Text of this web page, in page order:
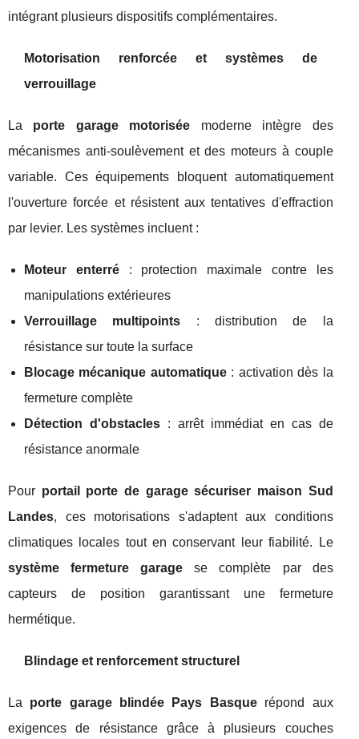
intégrant plusieurs dispositifs complémentaires.
Motorisation renforcée et systèmes de
verrouillage
La porte garage motorisée moderne intègre des
mécanismes anti-soulèvement et des moteurs à couple
variable. Ces équipements bloquent automatiquement
l'ouverture forcée et résistent aux tentatives d'effraction
par levier. Les systèmes incluent :
Moteur enterré: protection maximale contre les
manipulations extérieures
Verrouillage multipoints : distribution de la
résistance sur toute la surface
Blocage mécanique automatique: activation dès la
fermeture complète
Détection d'obstacles: arrêt immédiat en cas de
résistance anormale
Pour portail porte de garage sécuriser maison Sud
Landes, ces motorisations s'adaptent aux conditions
climatiques locales tout en conservant leur fiabilité. Le
système fermeture garage se complète par des
capteurs de position garantissant une fermeture
hermétique.
Blindage et renforcement structurel
La porte garage blindée Pays Basquerépond aux
exigences de résistance grâce à plusieurs couches